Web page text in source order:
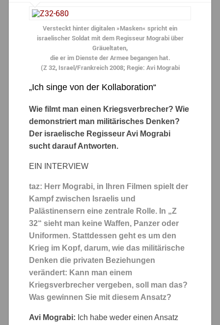
Versteckt hinter digitalen »Masken« spricht ein
israelischer Soldat mit dem Regisseur Mograbi über
Gräueltaten,
die er im Dienste der Armee begangen hat.
(Z 32, Israel/Frankreich 2008; Regie: Avi Mograbi
„Ich singe von der Kollaboration“
Wie filmt man einen Kriegsverbrecher? Wie
demonstriert man militärisches Denken?
Der israelische Regisseur Avi Mograbi
sucht darauf Antworten.
EIN INTERVIEW
taz: Herr Mograbi, in Ihren Filmen spielt der
Kampf zwischen Israelis und
Palästinensern eine zentrale Rolle. In „Z
32“ sieht man keine Waffen, Panzer oder
Uniformen. Stattdessen geht es um den
Krieg im Kopf, darum, wie das militärische
Denken die privaten Beziehungen
verändert: Kann man einem
Kriegsverbrecher vergeben, soll man das?
Was gewinnen Sie mit diesem Ansatz?
Avi Mograbi: Ich habe weder einen Ansatz